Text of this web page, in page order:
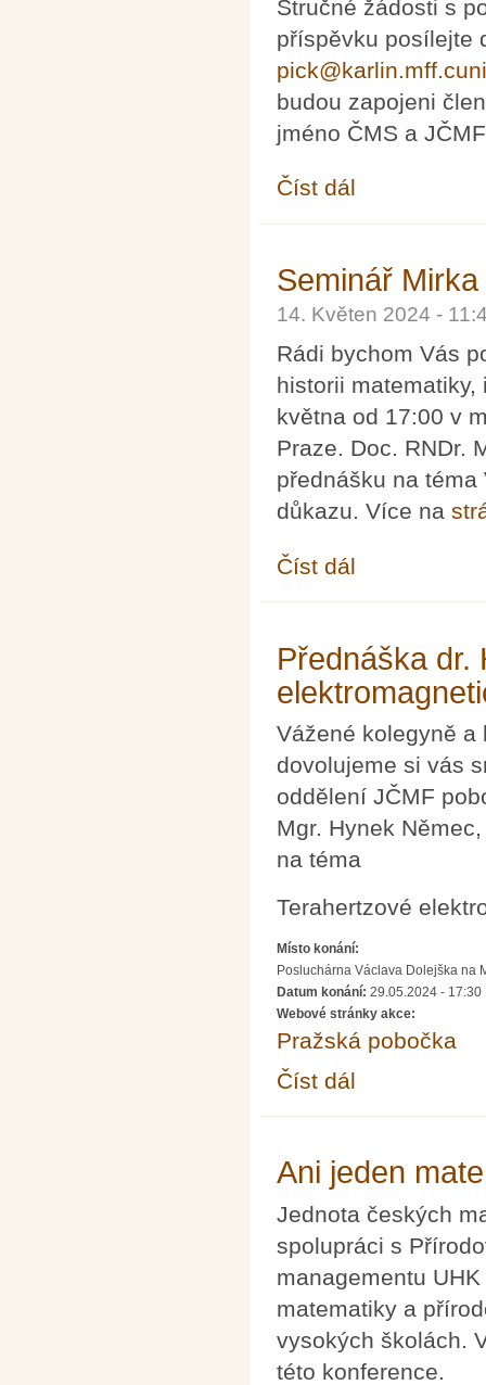
Stručné žádosti s
příspěvku posílejte
budou zapojeni
jméno ČMS a
Číst dál
Seminář
14. Květen 2024 -
Rádi bychom Vás
historii
května od 17:00 v
Praze. Doc. RNDr.
přednášku na
důkazu. Více na
Číst dál
Přednáška dr.
Vážené kolegyně a
dovolujeme si vás
oddělení JČMF
Mgr. Hynek
na téma
Terahertzové
Místo konání:
Posluchárna Václava Dolejška na
Datum konání: 29.05.2024 - 17:30
Webové stránky akce:
Pražská pobočka
Číst dál
Ani jeden
Jednota českých
spolupráci s
managementu
matematiky a
vysokých školách.
této konference.